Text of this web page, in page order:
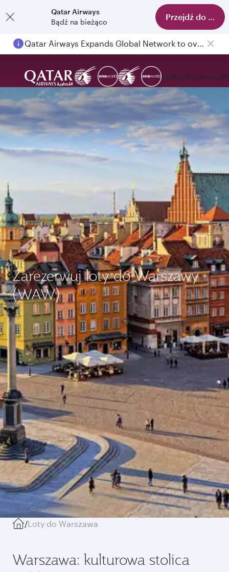
Qatar Airways
Bądź na bieżąco
Przejdź do
Qatar Airways Expands Global Network to over 160 Destinations
OdkryjRezerwuj
Zarezerwuj loty do Warszawy
(WAW)
/Loty do Warszawa
Warszawa: kulturowa stolica